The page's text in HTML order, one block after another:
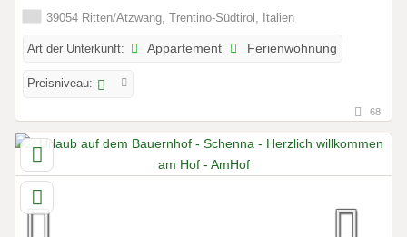
39054 Ritten/Atzwang, Trentino-Südtirol, Italien
Art der Unterkunft: Appartement Ferienwohnung
Preisniveau:
68